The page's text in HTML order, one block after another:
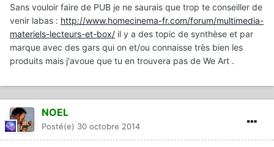
Sans vouloir faire de PUB je ne saurais que trop te conseiller de
venir labas : http://www.homecinema-fr.com/forum/multimedia-
materiels-lecteurs-et-box/ il y a des topic de synthèse et par
marque avec des gars qui on et/ou connaisse très bien les
produits mais j'avoue que tu en trouvera pas de We Art .
NOEL
Posté(e) 30 octobre 2014